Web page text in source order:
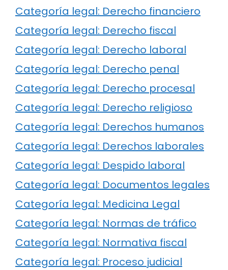
Categoría legal: Derecho financiero
Categoría legal: Derecho fiscal
Categoría legal: Derecho laboral
Categoría legal: Derecho penal
Categoría legal: Derecho procesal
Categoría legal: Derecho religioso
Categoría legal: Derechos humanos
Categoría legal: Derechos laborales
Categoría legal: Despido laboral
Categoría legal: Documentos legales
Categoría legal: Medicina Legal
Categoría legal: Normas de tráfico
Categoría legal: Normativa fiscal
Categoría legal: Proceso judicial